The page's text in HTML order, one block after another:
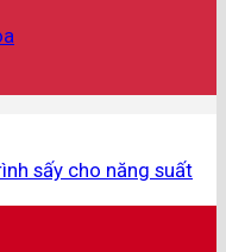
sấy cho năng suất